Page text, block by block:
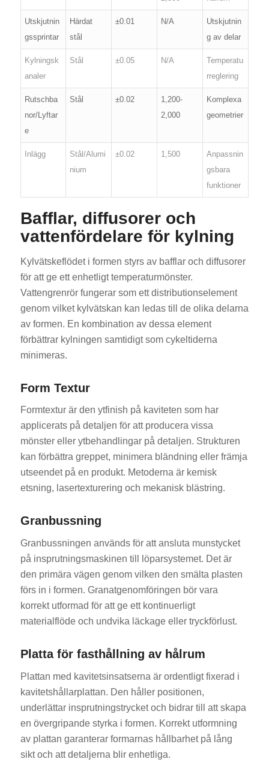
Utskjutnin
gssprintar
Härdat
stål
±0.01 N/A
Utskjutnin
g av delar
Kylningsk
analer
Stål ±0.05 N/A
Temperatu
rreglering
Rutschba
nor/Lyftar
e
Stål ±0.02
1,200-
2,000
Komplexa
geometrier
Inlägg
Stål/Alumi
nium
±0.02 1,500
Anpassnin
gsbara
funktioner
Bafflar, diffusorer och
vattenfördelare för kylning
Kylvätskeflödet i formen styrs av bafflar och diffusorer
för att ge ett enhetligt temperaturmönster.
Vattengrenrör fungerar som ett distributionselement
genom vilket kylvätskan kan ledas till de olika delarna
av formen. En kombination av dessa element
förbättrar kylningen samtidigt som cykeltiderna
minimeras.
Form Textur
Formtextur är den ytfinish på kaviteten som har
applicerats på detaljen för att producera vissa
mönster eller ytbehandlingar på detaljen. Strukturen
kan förbättra greppet, minimera bländning eller främja
utseendet på en produkt. Metoderna är kemisk
etsning, lasertexturering och mekanisk blästring.
Granbussning
Granbussningen används för att ansluta munstycket
på insprutningsmaskinen till löparsystemet. Det är
den primära vägen genom vilken den smälta plasten
förs in i formen. Granatgenomföringen bör vara
korrekt utformad för att ge ett kontinuerligt
materialflöde och undvika läckage eller tryckförlust.
Platta för fasthållning av hålrum
Plattan med kavitetsinsatserna är ordentligt fixerad i
kavitetshållarplattan. Den håller positionen,
underlättar insprutningstrycket och bidrar till att skapa
en övergripande styrka i formen. Korrekt utformning
av plattan garanterar formarnas hållbarhet på lång
sikt och att detaljerna blir enhetliga.